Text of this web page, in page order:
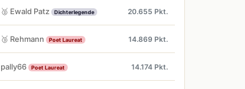
🥈 Ewald Patz Dichterlegende 20.655 Pkt.
🥉 Rehmann Poet Laureat 14.869 Pkt.
pally66 Poet Laureat 14.174 Pkt.